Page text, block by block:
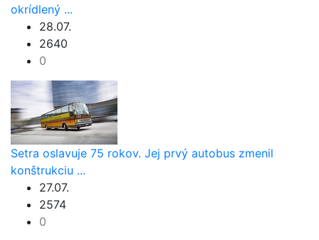
okrídlený ...
28.07.
2640
0
Setra oslavuje 75 rokov. Jej prvý autobus zmenil
konštrukciu ...
27.07.
2574
0